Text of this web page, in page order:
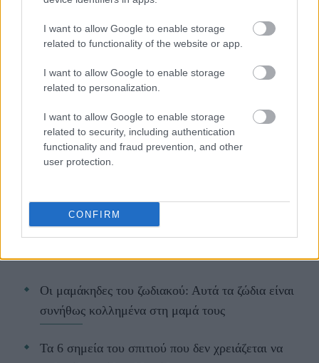
I want to allow Google to enable storage
related to functionality of the website or app.
I want to allow Google to enable storage
related to personalization.
I want to allow Google to enable storage
related to security, including authentication
functionality and fraud prevention, and other
user protection.
CONFIRM
Αληθινές ιστορίες, βαθιά θέματα,
καθημερινή έμπνευση. Ακολούθησε
το JennyGr στοGoogle News
ΔΙΑΒΑΖΟΝΤΑΙ ΤΩΡΑ
Οι μαμάκηδες του ζωδιακού: Αυτά τα ζώδια είναι
συνήθως κολλημένα στη μαμά τους
Τα 6 σημεία του σπιτιού που δεν χρειάζεται να